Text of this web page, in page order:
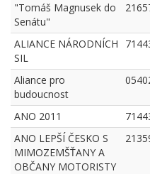
"Tomáš Magnusek do
Senátu"
ALIANCE NÁRODNÍCH
SIL
Aliance pro
budoucnost
ANO 2011
ANO LEPŠÍ ČESKO S
MIMOZEMŠŤANY A
OBČANY MOTORISTY